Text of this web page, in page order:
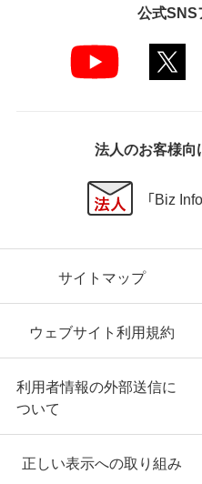
公式SNS
法人のお客様
「Biz
サイトマップ
ウェブサイト利用規約
利用者情報の外部送信に
ついて
正しい表示への取り組み